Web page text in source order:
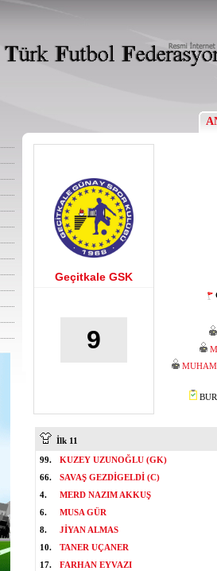
Geçitkale GSK
9
İlk 11
99.
KUZEY UZUNOĞLU (GK)
66.
SAVAŞ GEZDİGELDİ (C)
4.
MERD NAZIM AKKUŞ
6.
MUSA GÜR
8.
JİYAN ALMAS
10.
TANER UÇANER
17.
FARHAN EYVAZI